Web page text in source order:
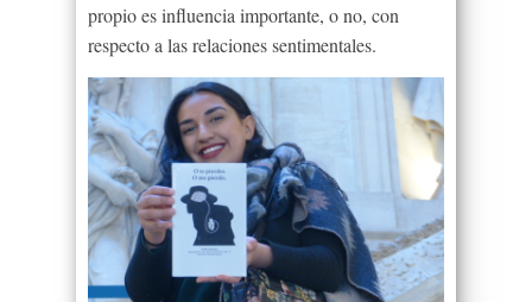
propio es influencia importante, o no, con
respecto a las relaciones sentimentales.